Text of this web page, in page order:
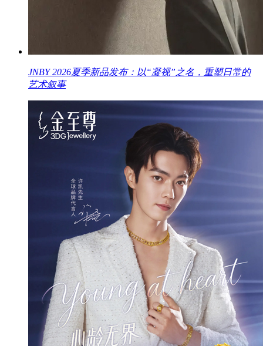
JNBY 2026夏季新品发布：以“凝视”之名，重塑日常的
艺术叙事